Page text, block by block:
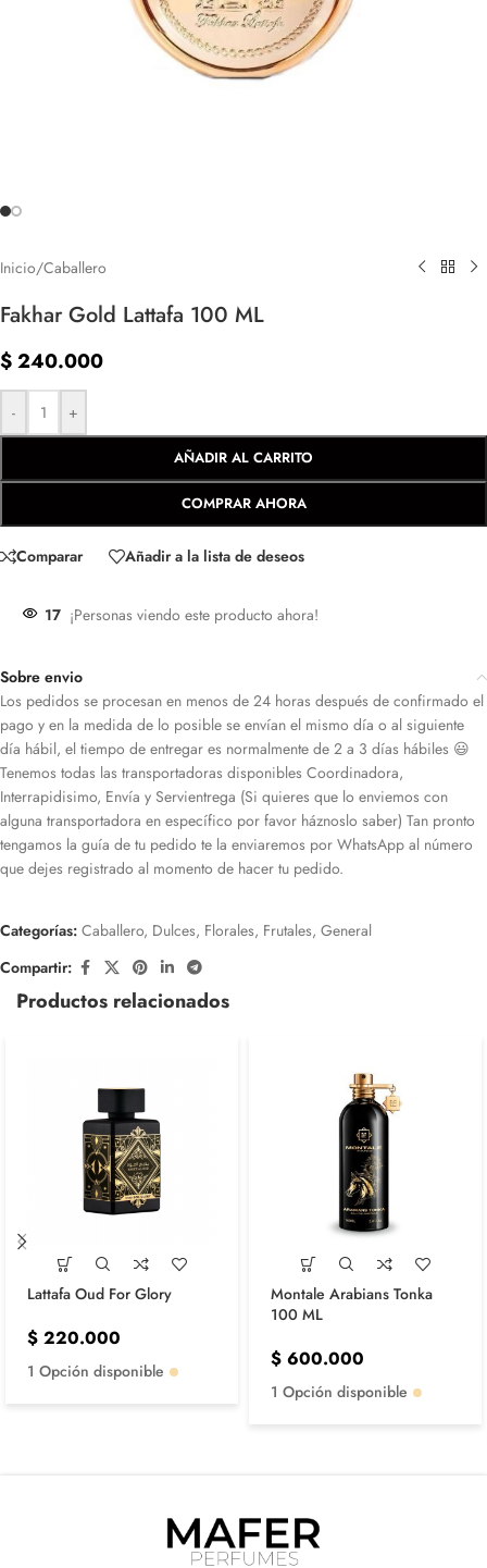
Inicio/Caballero
Fakhar Gold Lattafa 100 ML
$240.000
- +
AÑADIR AL CARRITO
COMPRAR AHORA
Comparar Añadir a la lista de deseos
17 ¡Personas viendo este producto ahora!
Sobre envio
Los pedidos se procesan en menos de 24 horas después de confirmado el
pago y en la medida de lo posible se envían el mismo día o al siguiente
día hábil, el tiempo de entregar es normalmente de 2 a 3 días hábiles 😃
Tenemos todas las transportadoras disponibles Coordinadora,
Interrapidisimo, Envía y Servientrega (Si quieres que lo enviemos con
alguna transportadora en específico por favor háznoslo saber) Tan pronto
tengamos la guía de tu pedido te la enviaremos por WhatsApp al número
que dejes registrado al momento de hacer tu pedido.
Categorías: Caballero, Dulces, Florales, Frutales, General
Compartir:
Productos relacionados
Lattafa Oud For Glory
$ 220.000
1 Opción disponible
Montale Arabians Tonka
100 ML
$ 600.000
1 Opción disponible